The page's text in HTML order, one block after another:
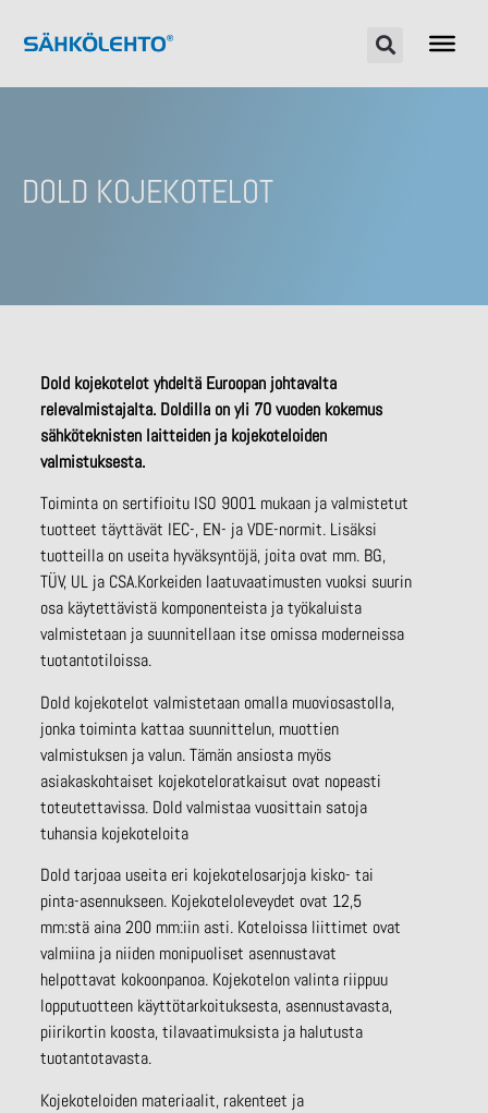
DOLD KOJEKOTELOT
Dold kojekotelot yhdeltä Euroopan johtavalta
relevalmistajalta. Doldilla on yli 70 vuoden kokemus
sähköteknisten laitteiden ja kojekoteloiden
valmistuksesta.
Toiminta on sertifioitu ISO 9001 mukaan ja valmistetut
tuotteet täyttävät IEC-, EN- ja VDE-normit. Lisäksi
tuotteilla on useita hyväksyntöjä, joita ovat mm. BG,
TÜV, UL ja CSA.Korkeiden laatuvaatimusten vuoksi suurin
osa käytettävistä komponenteista ja työkaluista
valmistetaan ja suunnitellaan itse omissa moderneissa
tuotantotiloissa.
Dold kojekotelot valmistetaan omalla muoviosastolla,
jonka toiminta kattaa suunnittelun, muottien
valmistuksen ja valun. Tämän ansiosta myös
asiakaskohtaiset kojekoteloratkaisut ovat nopeasti
toteutettavissa. Dold valmistaa vuosittain satoja
tuhansia kojekoteloita
Dold tarjoaa useita eri kojekotelosarjoja kisko- tai
pinta-asennukseen. Kojekoteloleveydet ovat 12,5
mm:stä aina 200 mm:iin asti. Koteloissa liittimet ovat
valmiina ja niiden monipuoliset asennustavat
helpottavat kokoonpanoa. Kojekotelon valinta riippuu
lopputuotteen käyttötarkoituksesta, asennustavasta,
piirikortin koosta, tilavaatimuksista ja halutusta
tuotantotavasta.
Kojekoteloiden materiaalit, rakenteet ja